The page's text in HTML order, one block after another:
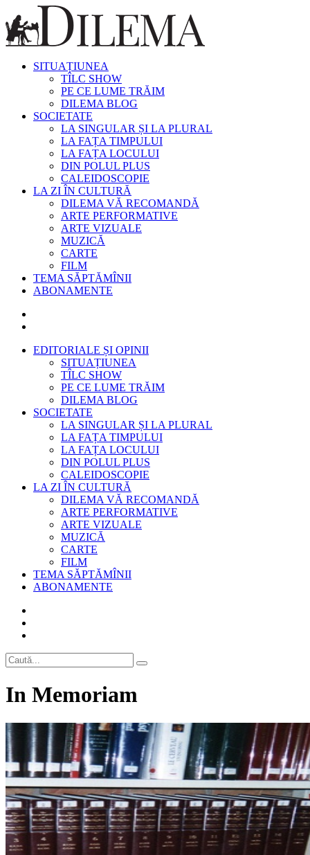
SITUAȚIUNEA
TÎLC SHOW
PE CE LUME TRĂIM
DILEMA BLOG
SOCIETATE
LA SINGULAR ȘI LA PLURAL
LA FAȚA TIMPULUI
LA FAȚA LOCULUI
DIN POLUL PLUS
CALEIDOSCOPIE
LA ZI ÎN CULTURĂ
DILEMA VĂ RECOMANDĂ
ARTE PERFORMATIVE
ARTE VIZUALE
MUZICĂ
CARTE
FILM
TEMA SĂPTĂMÎNII
ABONAMENTE
EDITORIALE ȘI OPINII
SITUAȚIUNEA
TÎLC SHOW
PE CE LUME TRĂIM
DILEMA BLOG
SOCIETATE
LA SINGULAR ȘI LA PLURAL
LA FAȚA TIMPULUI
LA FAȚA LOCULUI
DIN POLUL PLUS
CALEIDOSCOPIE
LA ZI ÎN CULTURĂ
DILEMA VĂ RECOMANDĂ
ARTE PERFORMATIVE
ARTE VIZUALE
MUZICĂ
CARTE
FILM
TEMA SĂPTĂMÎNII
ABONAMENTE
In Memoriam